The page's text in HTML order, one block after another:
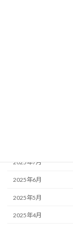
2025年7月
2025年6月
2025年5月
2025年4月